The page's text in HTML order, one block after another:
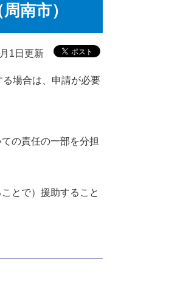
南市）
1日更新
場合は、申請が必要
の責任の一部を分担
とで）援助すること